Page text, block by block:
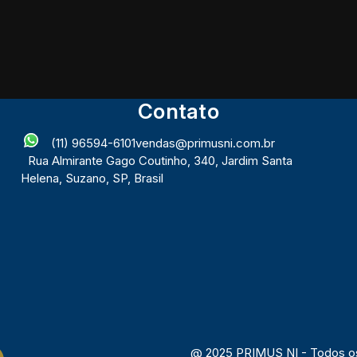
Contato
(11) 96594-6101vendas@primusni.com.br
Rua Almirante Gago Coutinho, 340, Jardim Santa
Helena, Suzano, SP, Brasil
@ 2025 PRIMUS NI - Todos